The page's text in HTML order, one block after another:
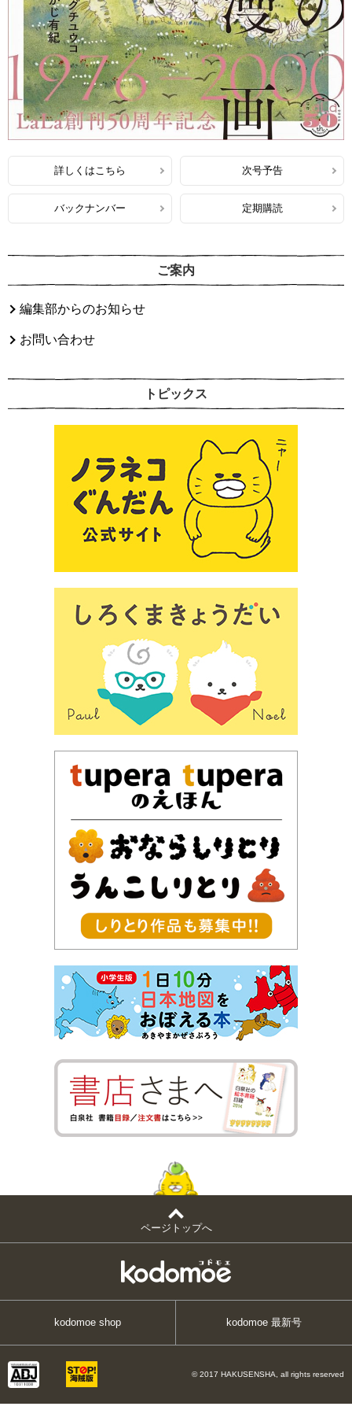
詳しくはこちら 次号予告
バックナンバー 定期購読
ご案内
編集部からのお知らせ
お問い合わせ
トピックス
ページトップへ
kodomoe shop kodomoe 最新号
© 2017 HAKUSENSHA, all rights reserved